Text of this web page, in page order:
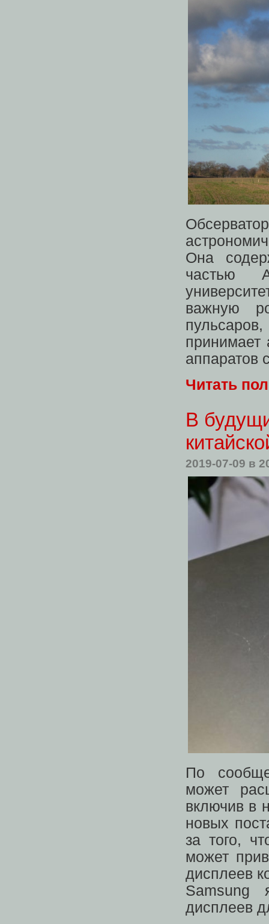
Она
частью
важную
принимает
аппаратов
Читать
В
2019-07-09 в
По
может
включив в
новых
за того,
может
дисплеев
Samsung
дисплеев